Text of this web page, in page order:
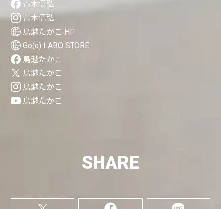
青木信弘
青木信弘
鳥越たかこ HP
Go(e) LABO STORE
鳥越たかこ
鳥越たかこ
鳥越たかこ
鳥越たかこ
SHARE